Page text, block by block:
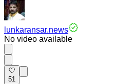
lunkaransar.news
No video available
51